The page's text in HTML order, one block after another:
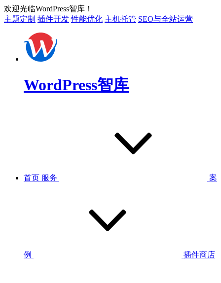
欢迎光临WordPress智库！
主题定制 插件开发 性能优化 主机托管 SEO与全站运营
WordPress智库
首页 服务 案
例 插件商店